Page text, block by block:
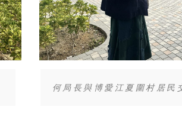
何局長與博愛江夏圍村居民